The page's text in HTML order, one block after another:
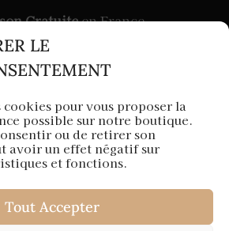
LE
pour vous proposer la
possible sur notre boutique.
ou de retirer son
avoir un effet négatif sur
et fonctions.
Tout Accepter
Gratuiteen France
par Stripe &
est une entreprise française
en Île-de-France